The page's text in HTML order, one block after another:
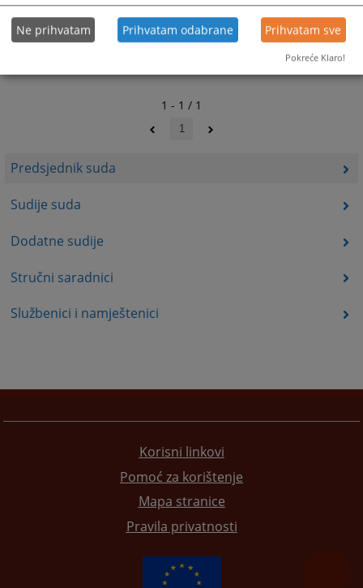
Predsjednik suda
Sudije suda
Dodatne sudije
Stručni saradnici
Službenici i namještenici
1 - 1 / 1
1
Korisni linkovi
Pomoć za korištenje
Mapa stranice
Pravila privatnosti
Ne prihvatam Prihvatam odabrane Prihvatam sve
Pokreće Klaro!